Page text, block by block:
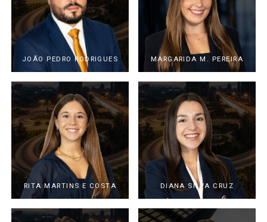
JOÃO PEDRO RODRIGUES MARGARIDA M. PEREIRA
RITA MARTINS E COSTA DIANA SILVA CRUZ